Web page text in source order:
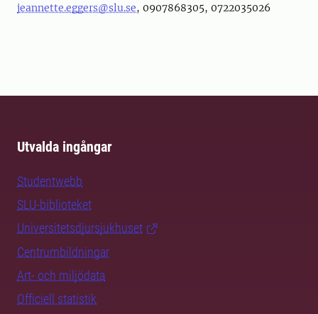
jeannette.eggers@slu.se, 0907868305, 0722035026
Utvalda ingångar
Studentwebb
SLU-biblioteket
Universitetsdjursjukhuset
Centrumbildningar
Art- och miljödata
Officiell statistik